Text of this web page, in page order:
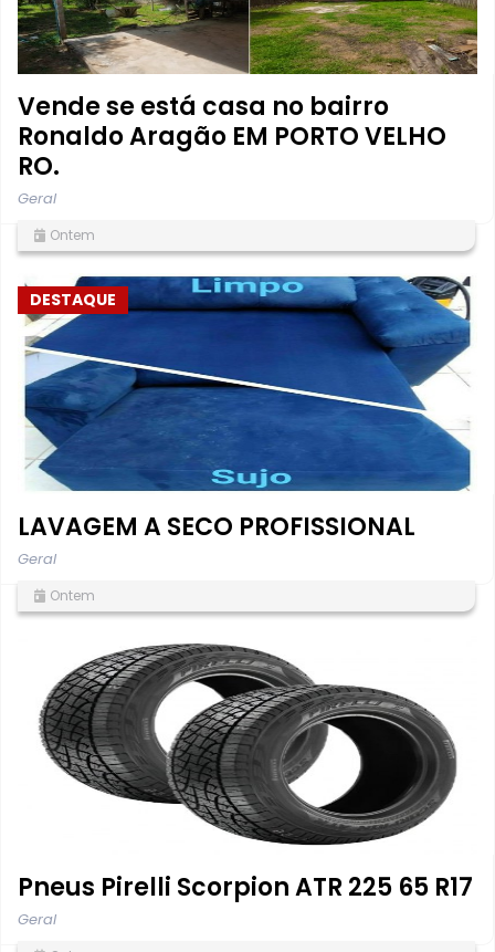
Vende se está casa no bairro
Ronaldo Aragão EM PORTO VELHO
RO.
Geral
Ontem
DESTAQUE
LAVAGEM A SECO PROFISSIONAL
Geral
Ontem
Pneus Pirelli Scorpion ATR 225 65 R17
Geral